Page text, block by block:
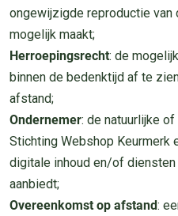
ongewijzigde reproductie
mogelijk maakt;
Herroepingsrecht: de
binnen de bedenktijd af te
afstand;
Ondernemer: de natuurlijke
Stichting Webshop Keurmerk
digitale inhoud en/of
aanbiedt;
Overeenkomst op afstand: